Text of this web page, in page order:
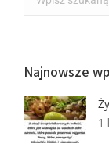
Najnowsze
1